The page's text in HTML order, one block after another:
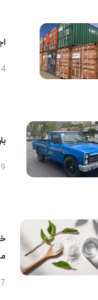
04 اسفند 1404
09 آبان 1403
17 تیر 1405